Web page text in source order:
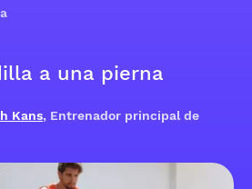
a una pierna
Kans, Entrenador principal de